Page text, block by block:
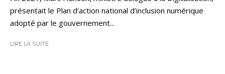
présentait le Plan d’action national d’inclusion numérique
adopté par le gouvernement...
LIRE LA SUITE